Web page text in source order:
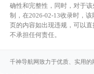
确性和完整性，同时，对于
制，在2026-02-13收录时，
页的内容如出现违规，可以
不承担任何责任。
千神导航网致力于优质、实用的